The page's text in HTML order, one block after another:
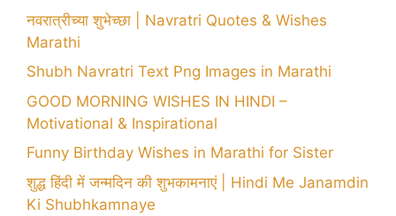
नवरात्रीच्या शुभेच्छा | Navratri Quotes & Wishes
Marathi
Shubh Navratri Text Png Images in Marathi
GOOD MORNING WISHES IN HINDI –
Motivational & Inspirational
Funny Birthday Wishes in Marathi for Sister
शुद्ध हिंदी में जन्मदिन की शुभकामनाएं | Hindi Me Janamdin
Ki Shubhkamnaye